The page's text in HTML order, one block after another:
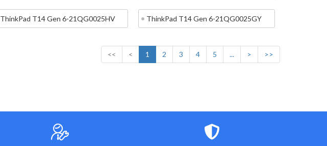
ThinkPad T14 Gen 6-21QG0025HV ThinkPad T14 Gen 6-21QG0025GY
<< < 1 2 3 4 5 ... > >>